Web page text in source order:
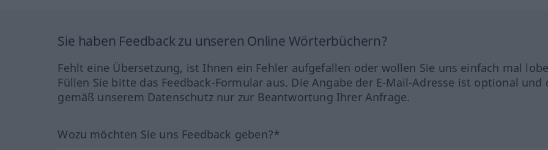
Sie haben Feedback zu unseren Online Wörterbüchern?
Fehlt eine Übersetzung, ist Ihnen ein Fehler aufgefallen oder wollen Sie uns einfach mal
Füllen Sie bitte das Feedback-Formular aus. Die Angabe der E-Mail-Adresse ist optional und
gemäß unserem Datenschutz nur zur Beantwortung Ihrer Anfrage.
Wozu möchten Sie uns Feedback geben?*